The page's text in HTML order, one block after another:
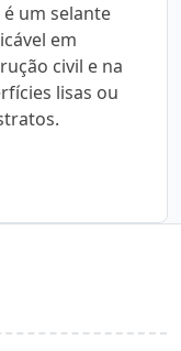
um selante
em
civil e na
lisas ou